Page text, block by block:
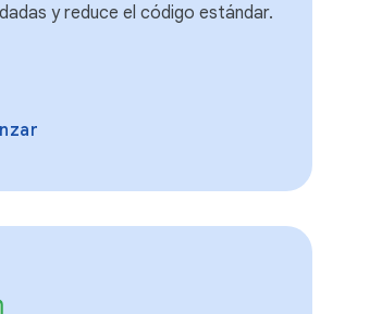
y reduce el código estándar.